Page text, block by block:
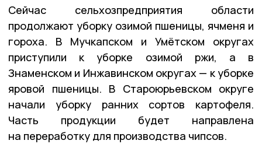
Сейчас сельхозпредприятия области
продолжают уборку озимой пшеницы, ячменя и
гороха. В Мучкапском и Умётском округах
приступили к уборке озимой ржи, а в
Знаменском и Инжавинском округах — к уборке
яровой пшеницы. В Староюрьевском округе
начали уборку ранних сортов картофеля.
Часть продукции будет направлена
на переработку для производства чипсов.